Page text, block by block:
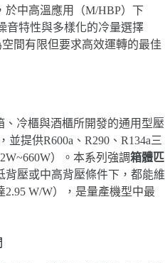
於中高溫應用（M/HBP）下
音特性與多樣化的冷量選擇
間有限但要求高效運轉的最佳
、冷櫃與酒櫃所開發的通用型壓
並提供R600a、R290、R134a三
）。本系列強調箱體匹
背壓或中高背壓條件下，都能維
W/W），是量產機型中最